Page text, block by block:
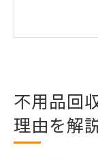
口コ
手軽に頼
不用品
不用品回
理由を解